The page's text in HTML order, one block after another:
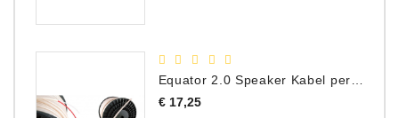
Equator 2.0 Speaker Kabel per meter
€ 17,25Prijs